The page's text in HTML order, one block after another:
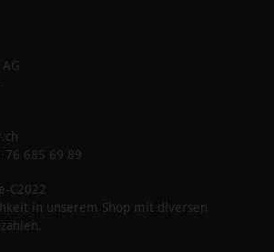
76 685 69 89
C2022
in unserem Shop mit diversen